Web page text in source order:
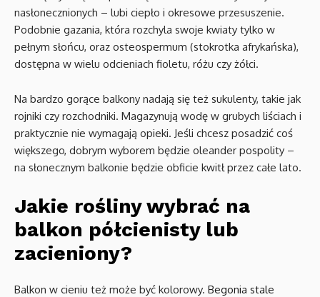
nasłonecznionych – lubi ciepło i okresowe przesuszenie.
Podobnie gazania, która rozchyla swoje kwiaty tylko w
pełnym słońcu, oraz osteospermum (stokrotka afrykańska),
dostępna w wielu odcieniach fioletu, różu czy żółci.
Na bardzo gorące balkony nadają się też sukulenty, takie jak
rojniki czy rozchodniki. Magazynują wodę w grubych liściach i
praktycznie nie wymagają opieki. Jeśli chcesz posadzić coś
większego, dobrym wyborem będzie oleander pospolity –
na słonecznym balkonie będzie obficie kwitł przez całe lato.
Jakie rośliny wybrać na
balkon półcienisty lub
zacieniony?
Balkon w cieniu też może być kolorowy. Begonia stale